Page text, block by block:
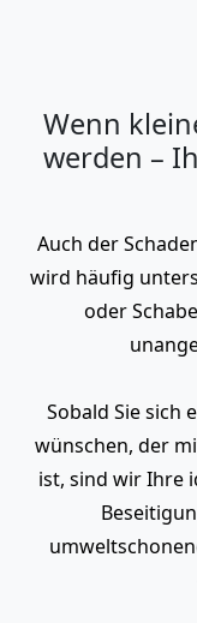
Wenn
werden –
Auch der
wird häufig
oder
Sobald Sie sich
wünschen, der
ist, sind wir Ihre